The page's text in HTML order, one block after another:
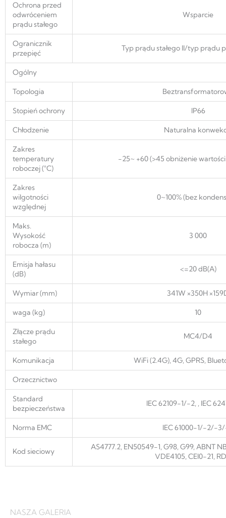
Ochrona przed
odwróceniem
prądu stałego
Wsparcie
Ogranicznik
przepięć
Typ prądu stałego II/typ prądu
Ogólny
Topologia
Stopień ochrony IP66
Chłodzenie Naturalna
Zakres
temperatury
roboczej (°C)
-25~ +60 (>45 obniżenie
Zakres
wilgotności
względnej
0~100% (bez
Maks.
Wysokość
robocza (m)
3 000
Emisja hałasu
(dB)
<=20 dB(A)
Wymiar (mm) 341W ×350H
waga (kg) 10
Złącze prądu
stałego
MC4/D4
Komunikacja WiFi (2.4G), 4G, GPRS,
Orzecznictwo
Standard
bezpieczeństwa
IEC 62109-1/-2, , IEC
Norma EMC IEC 61000-1/-2/-
Kod sieciowy
AS4777.2, EN50549-1, G98, G99, ABNT
VDE4105, CEI0-21,
NASZA GALERIA